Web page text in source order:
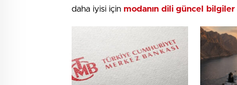
daha iyisi için modanın dili güncel bilgiler